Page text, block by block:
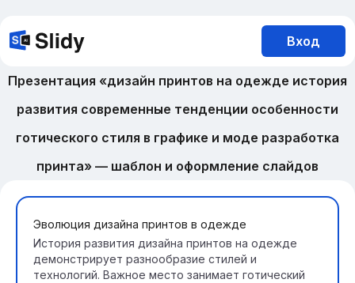
Вход
Презентация «дизайн принтов на одежде история
развития современные тенденции особенности
готического стиля в графике и моде разработка
принта» — шаблон и оформление слайдов
Эволюция дизайна принтов в одежде
История развития дизайна принтов на одежде
демонстрирует разнообразие стилей и
технологий. Важное место занимает готический